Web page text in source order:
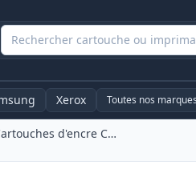
Xerox Toutes nos marques
Pack De 2 Brother LC1000M Cartouches d'encre Compatibles Magenta (Ink Hero)